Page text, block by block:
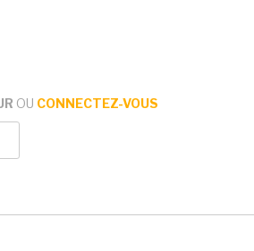
OU CONNECTEZ-VOUS